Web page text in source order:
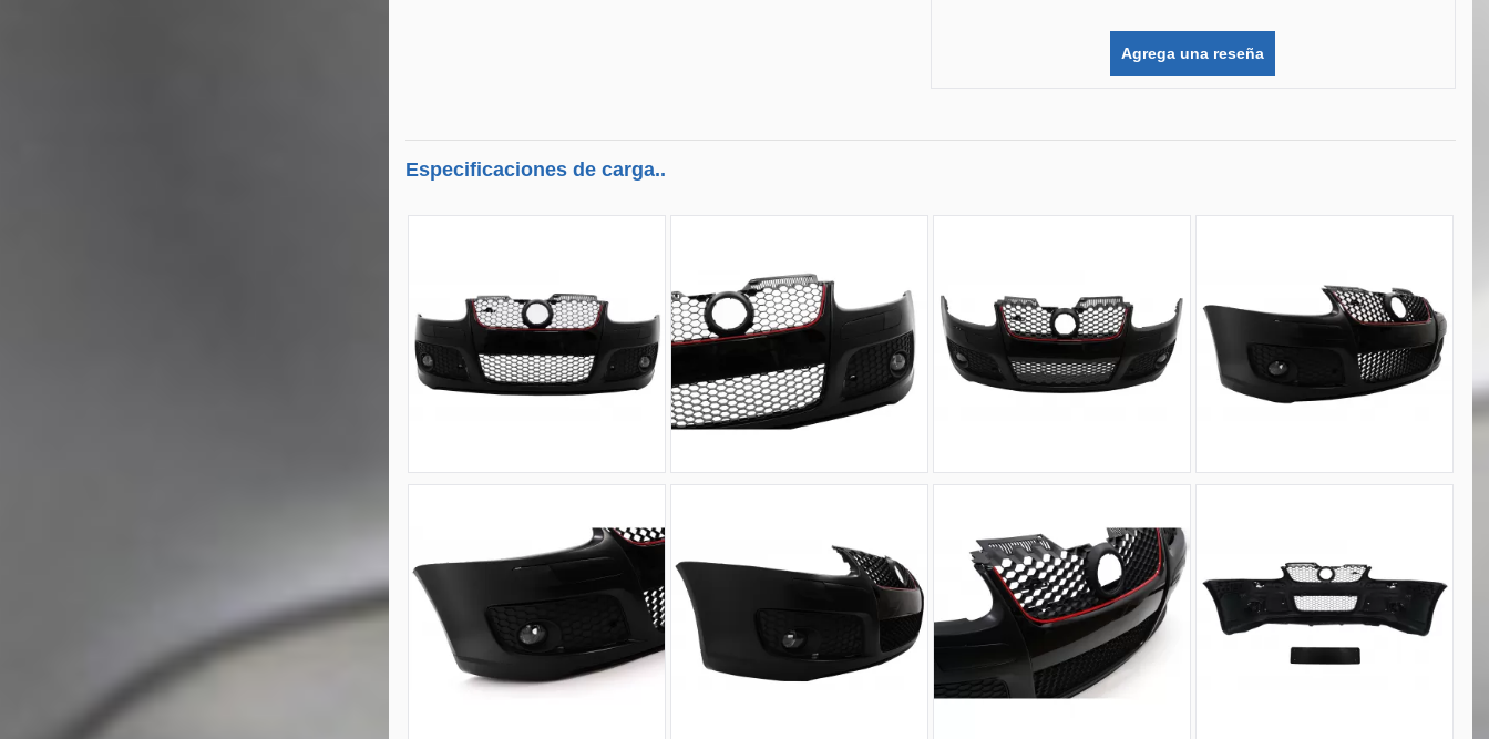
Agrega una reseña
Especificaciones de carga..